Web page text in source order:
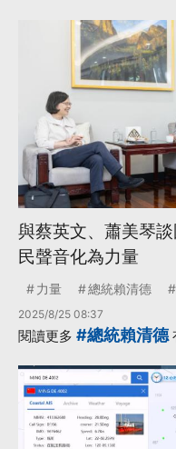
與蔡英文、蕭美琴
民聲音化為力量
力量 總統賴清德
2025/8/25 08:37
閱讀更多 #總統賴清德